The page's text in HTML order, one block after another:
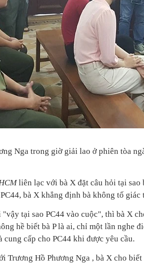
Nga trong giờ giải lao ở phiên tòa
liên lạc với bà X đặt câu hỏi tại sao
bà X khẳng định bà không tố
"vậy tại sao PC44 vào cuộc", thì bà X
hề biết bà P là ai, chỉ một lần nghe
cung cấp cho PC44 khi được yêu cầu.
Trương Hồ Phương Nga , bà X cho